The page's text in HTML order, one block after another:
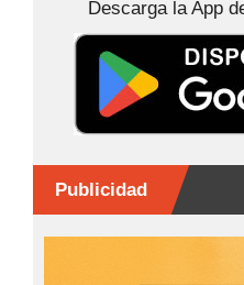
o
k
Descarga la App
Publicidad